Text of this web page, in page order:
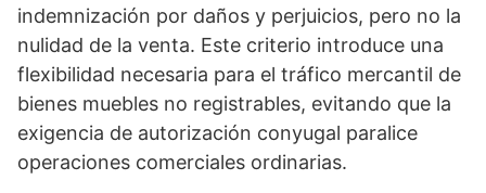
indemnización por daños y perjuicios, pero no la
nulidad de la venta. Este criterio introduce una
flexibilidad necesaria para el tráfico mercantil de
bienes muebles no registrables, evitando que la
exigencia de autorización conyugal paralice
operaciones comerciales ordinarias.